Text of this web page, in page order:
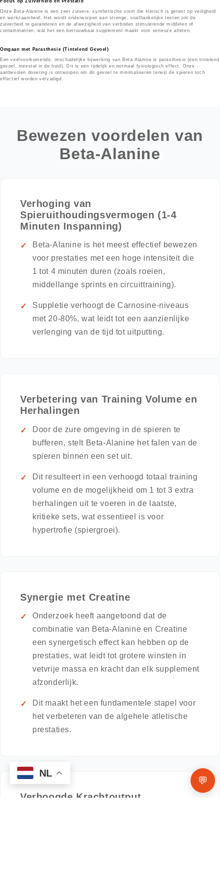
Onze Beta-Alanine is een zeer zuivere, synthetische vorm die klinisch is getest op veiligheid
en werkzaamheid. Het wordt onderworpen aan strenge, onafhankelijke testen om de
zuiverheid te garanderen en de afwezigheid van verboden stimulerende middelen of
contaminanten, wat het een betrouwbaar supplement maakt voor serieuze atleten.
Omgaan met Parasthesie (Tintelend Gevoel)
Een veelvoorkomende, onschadelijke bijwerking van Beta-Alanine is parasthesie (een tintelend
gevoel, meestal in de huid). Dit is een tijdelijk en normaal fysiologisch effect. Onze
aanbevolen dosering is ontworpen om dit gevoel te minimaliseren terwijl de spieren toch
effectief worden verzadigd.
Bewezen voordelen van
Beta-Alanine
Verhoging van
Spieruithoudingsvermogen (1-4
Minuten Inspanning)
Beta-Alanine is het meest effectief bewezen
voor prestaties met een hoge intensiteit die
1 tot 4 minuten duren (zoals roeien,
middellange sprints en circuittraining).
Suppletie verhoogt de Carnosine-niveaus
met 20-80%, wat leidt tot een aanzienlijke
verlenging van de tijd tot uitputting.
Verbetering van Training Volume en
Herhalingen
Door de zure omgeving in de spieren te
bufferen, stelt Beta-Alanine het falen van de
spieren binnen een set uit.
Dit resulteert in een verhoogd totaal training
volume en de mogelijkheid om 1 tot 3 extra
herhalingen uit te voeren in de laatste,
kritieke sets, wat essentieel is voor
hypertrofie (spiergroei).
Synergie met Creatine
Onderzoek heeft aangetoond dat de
combinatie van Beta-Alanine en Creatine
een synergetisch effect kan hebben op de
prestaties, wat leidt tot grotere winsten in
vetvrije massa en kracht dan elk supplement
afzonderlijk.
Dit maakt het een fundamentele stapel voor
het verbeteren van de algehele atletische
prestaties.
Verhoogde Krachtoutput
💬
NL